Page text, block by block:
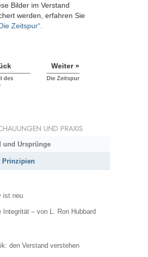
Bilder im Verstand
werden, erfahren Sie
Zeitspur“
des
Weiter »
Die Zeitspur
UND PRAXIS
und Ursprünge
Prinzipien
ist neu
Integrität – von L. Ron Hubbard
den Verstand verstehen